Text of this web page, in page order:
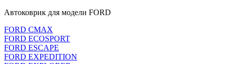
Автоковрик для модели FORD
FORD CMAX
FORD ECOSPORT
FORD ESCAPE
FORD EXPEDITION